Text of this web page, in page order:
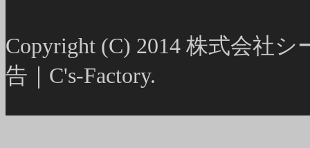
Copyright (C) 2014 株式会社
告｜C's-Factory.